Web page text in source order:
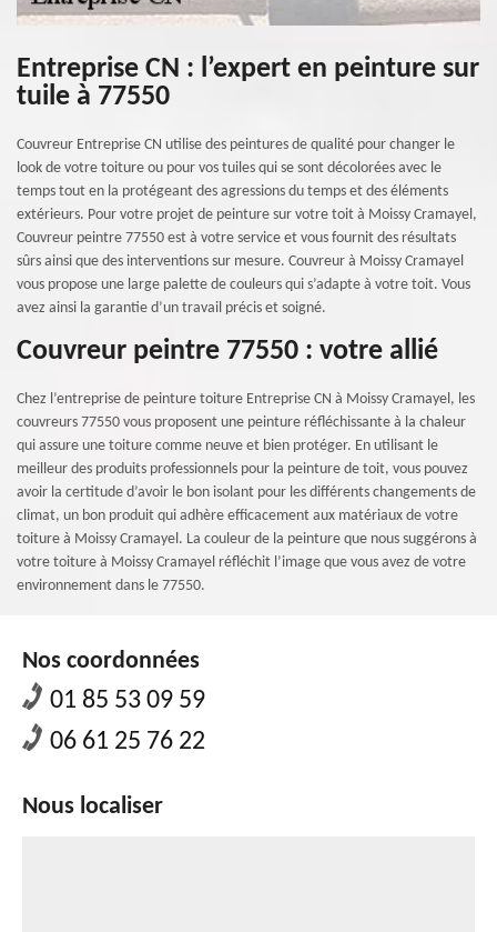
Entreprise CN : l’expert en peinture sur
tuile à 77550
Couvreur Entreprise CN utilise des peintures de qualité pour changer le
look de votre toiture ou pour vos tuiles qui se sont décolorées avec le
temps tout en la protégeant des agressions du temps et des éléments
extérieurs. Pour votre projet de peinture sur votre toit à Moissy Cramayel,
Couvreur peintre 77550 est à votre service et vous fournit des résultats
sûrs ainsi que des interventions sur mesure. Couvreur à Moissy Cramayel
vous propose une large palette de couleurs qui s’adapte à votre toit. Vous
avez ainsi la garantie d’un travail précis et soigné.
Couvreur peintre 77550 : votre allié
Chez l’entreprise de peinture toiture Entreprise CN à Moissy Cramayel, les
couvreurs 77550 vous proposent une peinture réfléchissante à la chaleur
qui assure une toiture comme neuve et bien protéger. En utilisant le
meilleur des produits professionnels pour la peinture de toit, vous pouvez
avoir la certitude d’avoir le bon isolant pour les différents changements de
climat, un bon produit qui adhère efficacement aux matériaux de votre
toiture à Moissy Cramayel. La couleur de la peinture que nous suggérons à
votre toiture à Moissy Cramayel réfléchit l’image que vous avez de votre
environnement dans le 77550.
Nos coordonnées
01 85 53 09 59
06 61 25 76 22
Nous localiser